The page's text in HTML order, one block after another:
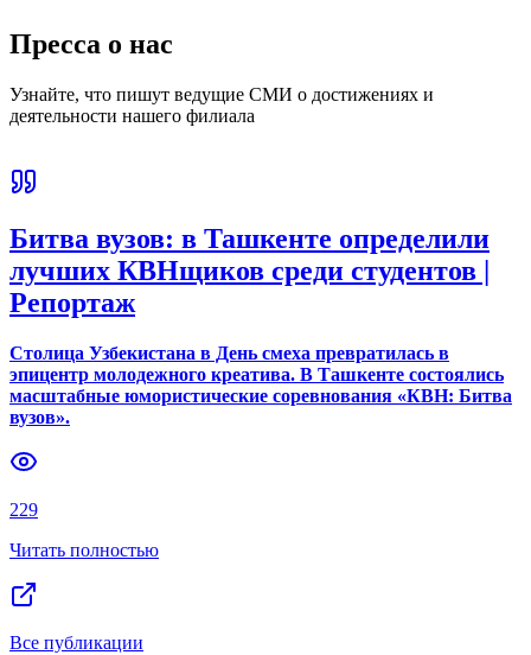
Пресса о нас
Узнайте, что пишут ведущие СМИ о достижениях и
деятельности нашего филиала
Битва вузов: в Ташкенте определили
лучших КВНщиков среди студентов |
Репортаж
Столица Узбекистана в День смеха превратилась в
эпицентр молодежного креатива. В Ташкенте состоялись
масштабные юмористические соревнования «КВН: Битва
вузов».
229
Читать полностью
Все публикации